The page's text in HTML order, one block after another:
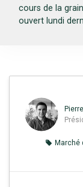
cours de la
ouvert lundi
Marché